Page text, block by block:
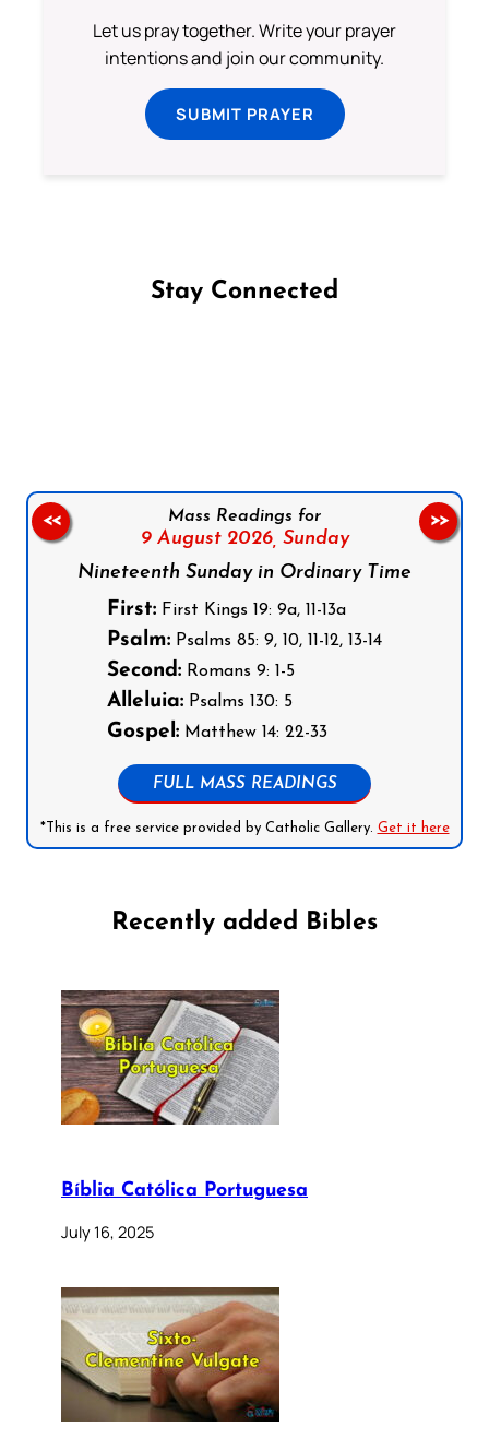
Let us pray together. Write your prayer
intentions and join our community.
SUBMIT PRAYER
Stay Connected
Mass Readings for
9 August 2026, Sunday
Nineteenth Sunday in Ordinary Time
First: First Kings 19: 9a, 11-13a
Psalm: Psalms 85: 9, 10, 11-12, 13-14
Second: Romans 9: 1-5
Alleluia: Psalms 130: 5
Gospel: Matthew 14: 22-33
FULL MASS READINGS
*This is a free service provided by Catholic Gallery. Get it here
<< >>
Recently added Bibles
Bíblia Católica Portuguesa
July 16, 2025